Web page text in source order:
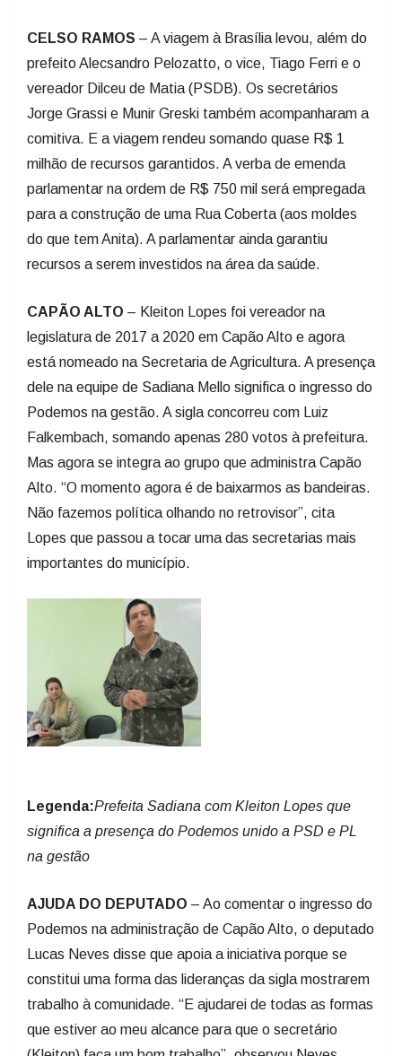
CELSO RAMOS – A viagem à Brasília levou, além do
prefeito Alecsandro Pelozatto, o vice, Tiago Ferri e o
vereador Dilceu de Matia (PSDB). Os secretários
Jorge Grassi e Munir Greski também acompanharam a
comitiva. E a viagem rendeu somando quase R$ 1
milhão de recursos garantidos. A verba de emenda
parlamentar na ordem de R$ 750 mil será empregada
para a construção de uma Rua Coberta (aos moldes
do que tem Anita). A parlamentar ainda garantiu
recursos a serem investidos na área da saúde.
CAPÃO ALTO – Kleiton Lopes foi vereador na
legislatura de 2017 a 2020 em Capão Alto e agora
está nomeado na Secretaria de Agricultura. A presença
dele na equipe de Sadiana Mello significa o ingresso do
Podemos na gestão. A sigla concorreu com Luiz
Falkembach, somando apenas 280 votos à prefeitura.
Mas agora se integra ao grupo que administra Capão
Alto. “O momento agora é de baixarmos as bandeiras.
Não fazemos política olhando no retrovisor”, cita
Lopes que passou a tocar uma das secretarias mais
importantes do município.
Legenda:Prefeita Sadiana com Kleiton Lopes que
significa a presença do Podemos unido a PSD e PL
na gestão
AJUDA DO DEPUTADO – Ao comentar o ingresso do
Podemos na administração de Capão Alto, o deputado
Lucas Neves disse que apoia a iniciativa porque se
constitui uma forma das lideranças da sigla mostrarem
trabalho à comunidade. “E ajudarei de todas as formas
que estiver ao meu alcance para que o secretário